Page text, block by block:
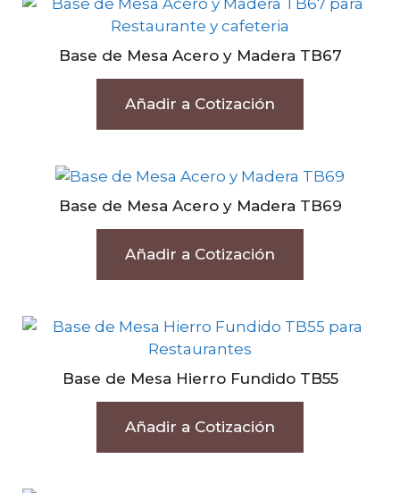
Base de Mesa Acero y Madera TB67
Añadir a Cotización
Base de Mesa Acero y Madera TB69
Añadir a Cotización
Base de Mesa Hierro Fundido TB55
Añadir a Cotización